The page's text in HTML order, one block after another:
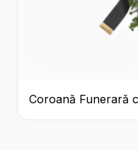
Coroană Funerară
Crini